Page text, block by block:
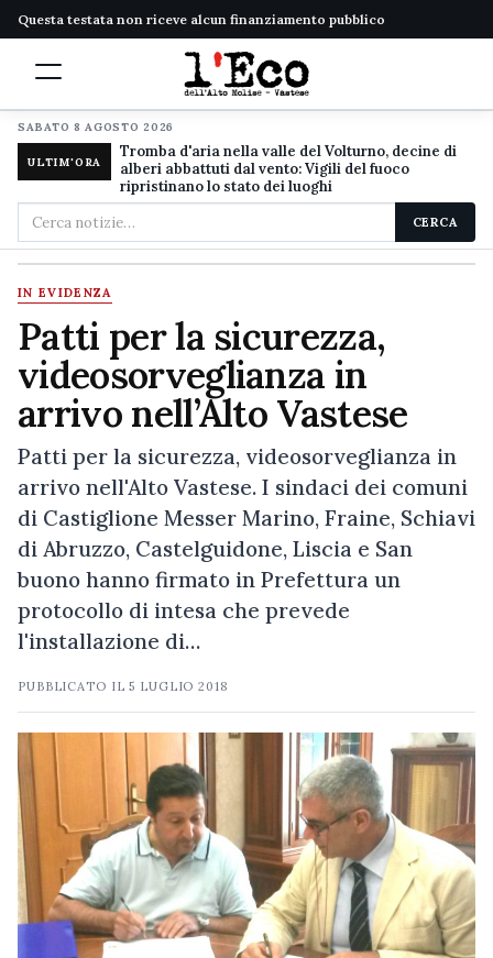
Questa testata non riceve alcun finanziamento pubblico
SABATO 8 AGOSTO 2026
ULTIM'ORA
Tromba d'aria nella valle del Volturno, decine di
alberi abbattuti dal vento: Vigili del fuoco
ripristinano lo stato dei luoghi
Cerca
nel
sito
CERCA
IN EVIDENZA
Patti per la sicurezza,
videosorveglianza in
arrivo nell’Alto Vastese
Patti per la sicurezza, videosorveglianza in
arrivo nell'Alto Vastese. I sindaci dei comuni
di Castiglione Messer Marino, Fraine, Schiavi
di Abruzzo, Castelguidone, Liscia e San
buono hanno firmato in Prefettura un
protocollo di intesa che prevede
l'installazione di…
PUBBLICATO IL5 LUGLIO 2018